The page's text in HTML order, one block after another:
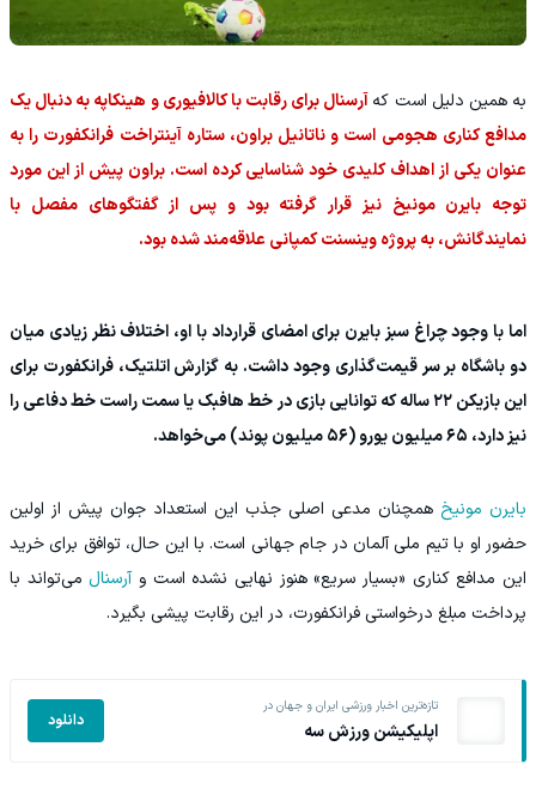
به همین دلیل است کهآرسنال برای رقابت با کالافیوری و هینکاپه به دنبال یک
مدافع کناری هجومی است و ناتانیل براون، ستاره آینتراخت فرانکفورت را به
عنوان یکی از اهداف کلیدی خود شناسایی کرده است. براون پیش از این مورد
توجه بایرن مونیخ نیز قرار گرفته بود و پس از گفتگوهای مفصل با
نمایندگانش، به پروژه وینسنت کمپانی علاقه‌مند شده بود.
اما با وجود چراغ سبز بایرن برای امضای قرارداد با او، اختلاف نظر زیادی میان
دو باشگاه بر سر قیمت‌گذاری وجود داشت. به گزارش اتلتیک، فرانکفورت برای
این بازیکن ۲۲ ساله که توانایی بازی در خط هافبک یا سمت راست خط دفاعی را
نیز دارد، ۶۵ میلیون یورو (۵۶ میلیون پوند) می‌خواهد.
بایرن مونیخ همچنان مدعی اصلی جذب این استعداد جوان پیش از اولین
حضور او با تیم ملی آلمان در جام جهانی است. با این حال، توافق برای خرید
این مدافع کناری «بسیار سریع» هنوز نهایی نشده است وآرسنال می‌تواند با
پرداخت مبلغ درخواستی فرانکفورت، در این رقابت پیشی بگیرد.
تازه‌ترین اخبار ورزشی ایران و جهان در
اپلیکیشن ورزش سه دانلود